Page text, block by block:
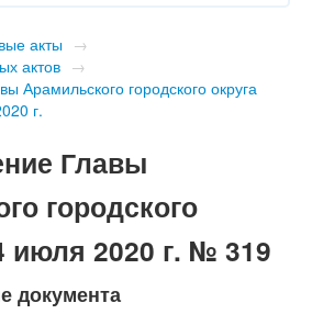
акты →
актов →
Арамильского городского округа
г.
Главы
городского
июля 2020 г. № 319
документа